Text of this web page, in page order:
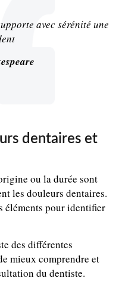
avec sérénité une
dentaires et
ou la durée sont
les douleurs dentaires.
éléments pour identifier
des différentes
mieux comprendre et
du dentiste.